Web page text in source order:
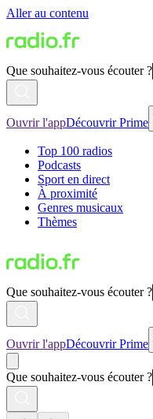
Aller au contenu
Que souhaitez-vous écouter ?
Ouvrir l'appDécouvrir Prime
Top 100 radios
Podcasts
Sport en direct
À proximité
Genres musicaux
Thèmes
Que souhaitez-vous écouter ?
Ouvrir l'appDécouvrir Prime
Que souhaitez-vous écouter ?